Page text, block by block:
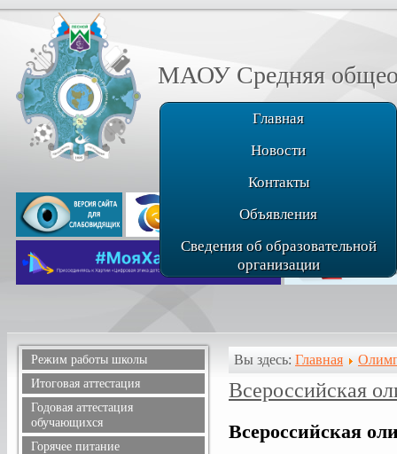
МАОУ Средняя
Главная
Новости
Контакты
Объявления
Сведения об образовательной
организации
Режим работы школы
Расписание звонков
Расписание уроков
Режим питания
Итоговая аттестация
Годовая аттестация
обучающихся
Горячее питание
Вы здесь: Главная
Всероссийская
Всероссийская